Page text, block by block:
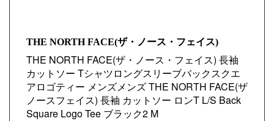
THE NORTH FACE(ザ・ノース・フェイス)
THE NORTH FACE(ザ・ノース・フェイス) 長袖
カットソー Tシャツロングスリーブバックスクエ
アロゴティー メンズメンズ THE NORTH FACE(ザ
ノースフェイス) 長袖 カットソー ロンT L/S Back
Square Logo Tee ブラック2 M